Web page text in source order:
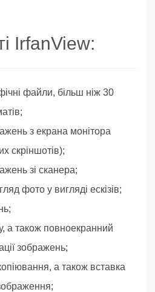
IrfanView:
файли, більш ніж 30
з екрана монітора
скріншотів);
зі сканера;
фото у вигляді ескізів;
а також повноекранний
зображень;
а також вставка